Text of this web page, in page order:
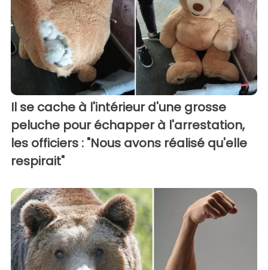
Il se cache à l'intérieur d'une grosse
peluche pour échapper à l'arrestation,
les officiers : "Nous avons réalisé qu'elle
respirait"